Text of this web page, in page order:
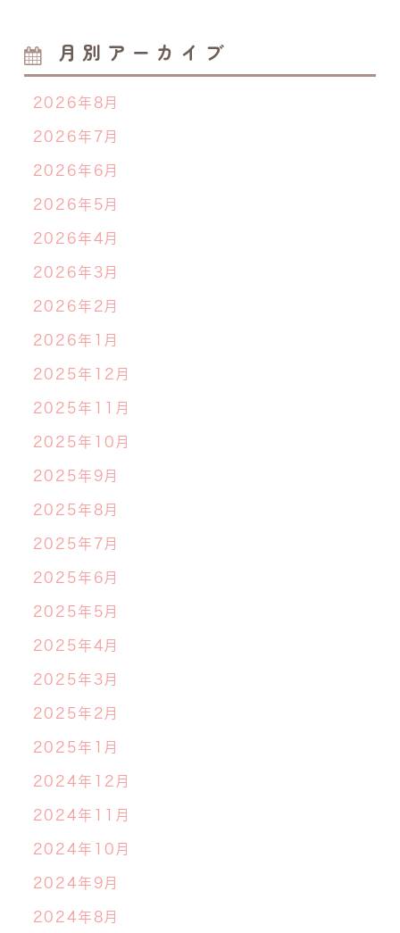
月別アーカイブ
2026年8月
2026年7月
2026年6月
2026年5月
2026年4月
2026年3月
2026年2月
2026年1月
2025年12月
2025年11月
2025年10月
2025年9月
2025年8月
2025年7月
2025年6月
2025年5月
2025年4月
2025年3月
2025年2月
2025年1月
2024年12月
2024年11月
2024年10月
2024年9月
2024年8月